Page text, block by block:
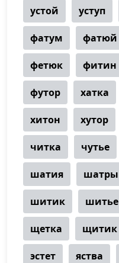
устой уступ
фатум фатюй
фетюк фитин
футор хатка
хитон хутор
читка чутье
шатия шатры
шитик шитье
щетка щитик
эстет яства